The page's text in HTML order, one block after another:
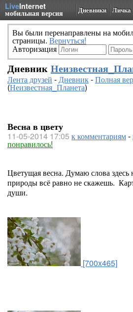
LiveInternet
мобильная версия Дневники Личка
Вы были перенаправлены на
страницы. Вернуться!
Авторизация
Дневник
Лента друзей -Дневник-Полная
(Неизвестная_Планета)
Весна в цвету
11-05-2014 17:05 к комментариям-
понравилось!
Цветущая весна. Думаю слова
природы всё равно не скажешь.
души.
[700x465]